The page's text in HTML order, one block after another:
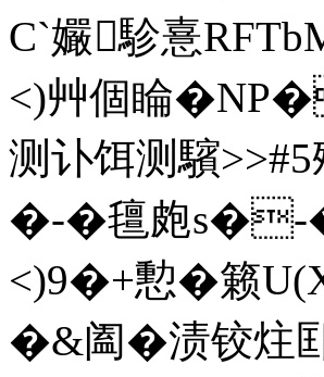
C`孍駗憙
<)艸個睔
测讣饵测驞
�-� 氊皰s�-
<)9�+憅�籁
�&阖�渍铰炷